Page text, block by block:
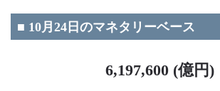
■ 10月24日のマネタリーベース
6,197,600 (億円)